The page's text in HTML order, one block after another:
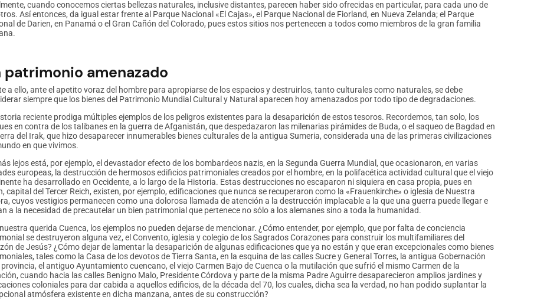
cuando conocemos ciertas bellezas naturales, inclusive distantes, parecen haber sido ofrecidas en particular, para cada uno de
Así entonces, da igual estar frente al Parque Nacional «El Cajas», el Parque Nacional de Fiorland, en Nueva Zelanda; el Parque
de Darien, en Panamá o el Gran Cañón del Colorado, pues estos sitios nos pertenecen a todos como miembros de la gran familia
patrimonio amenazado
a ello, ante el apetito voraz del hombre para apropiarse de los espacios y destruirlos, tanto culturales como naturales, se debe
siempre que los bienes del Patrimonio Mundial Cultural y Natural aparecen hoy amenazados por todo tipo de degradaciones.
reciente prodiga múltiples ejemplos de los peligros existentes para la desaparición de estos tesoros. Recordemos, tan solo, los
en contra de los talibanes en la guerra de Afganistán, que despedazaron las milenarias pirámides de Buda, o el saqueo de Bagdad en
del Irak, que hizo desaparecer innumerables bienes culturales de la antigua Sumeria, considerada una de las primeras civilizaciones
en que vivimos.
lejos está, por ejemplo, el devastador efecto de los bombardeos nazis, en la Segunda Guerra Mundial, que ocasionaron, en varias
europeas, la destrucción de hermosos edificios patrimoniales creados por el hombre, en la polifacética actividad cultural que el viejo
ha desarrollado en Occidente, a lo largo de la Historia. Estas destrucciones no escaparon ni siquiera en casa propia, pues en
capital del Tercer Reich, existen, por ejemplo, edificaciones que nunca se recuperaron como la «Frauenkirche» o iglesia de Nuestra
cuyos vestigios permanecen como una dolorosa llamada de atención a la destrucción implacable a la que una guerra puede llegar e
a la necesidad de precautelar un bien patrimonial que pertenece no sólo a los alemanes sino a toda la humanidad.
querida Cuenca, los ejemplos no pueden dejarse de mencionar. ¿Cómo entender, por ejemplo, que por falta de conciencia
se destruyeron alguna vez, el Convento, iglesia y colegio de los Sagrados Corazones para construir los multifamiliares del
de Jesús? ¿Cómo dejar de lamentar la desaparición de algunas edificaciones que ya no están y que eran excepcionales como bienes
tales como la Casa de los devotos de Tierra Santa, en la esquina de las calles Sucre y General Torres, la antigua Gobernación
provincia, el antiguo Ayuntamiento cuencano, el viejo Carmen Bajo de Cuenca o la mutilación que sufrió el mismo Carmen de la
cuando hacia las calles Benigno Malo, Presidente Córdova y parte de la misma Padre Aguirre desaparecieron amplios jardines y
coloniales para dar cabida a aquellos edificios, de la década del 70, los cuales, dicha sea la verdad, no han podido suplantar la
atmósfera existente en dicha manzana, antes de su construcción?